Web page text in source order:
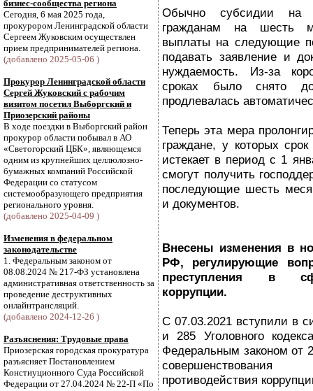
бизнес-сообщества региона
Сегодня, 6 мая 2025 года,
прокурором Ленинградской области
Сергеем Жуковским осуществлен
прием предпринимателей региона.
(добавлено 2025-05-06 )
Прокурор Ленинградской области
Сергей Жуковский с рабочим
визитом посетил Выборгский и
Приозерский районы
В ходе поездки в Выборгский район
прокурор области побывал в АО
«Светогорский ЦБК», являющемся
одним из крупнейших целлюлозно-
бумажных компаний Российской
Федерации со статусом
системообразующего предприятия
регионального уровня.
(добавлено 2025-04-09 )
Изменения в федеральном
законодательстве
1. Федеральным законом от
08.08.2024 № 217-ФЗ установлена
административная ответственность за
проведение деструктивных
онлайнтрансляций.
(добавлено 2024-12-26 )
Разъяснения: Трудовые права
Приозерская городская прокуратура
разъясняет Постановлением
Констиуционного Суда Российской
Федерации от 27.04.2024 № 22-П «По
Обычно субсидии на
гражданам на шесть
выплаты на следующие
подавать заявление и
нуждаемость. Из-за
сроках было снято
продлевалась
Теперь эта мера
граждане, у которых
истекает в период с 1
смогут получить
последующие шесть
и документов.
Внесены изменения в
РФ, регулирующие
преступления в
коррупции.
С 07.03.2021 вступили в
и 285 Уголовного
Федеральным законом от
противодействия